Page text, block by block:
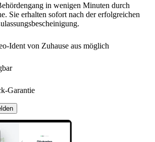
in wenigen Minuten durch
Sie erhalten sofort nach der erfolgreichen
Ident von Zuhause aus möglich
Garantie